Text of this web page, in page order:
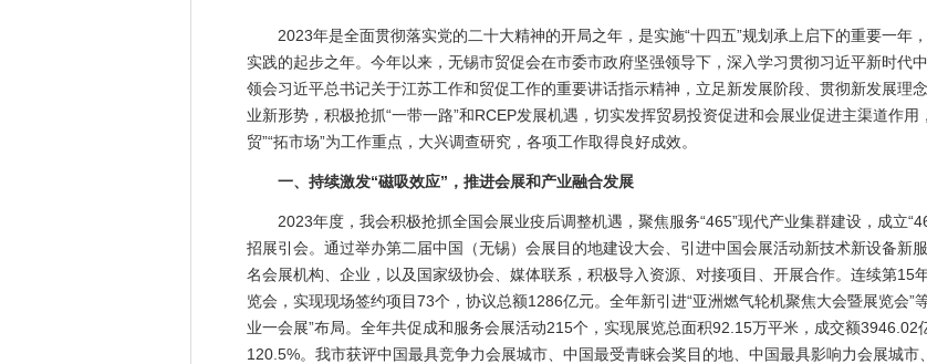
2023年是全面贯彻落实党的二十大精神的开局之年，是实施“十四五”规划承上启下的重要一年
实践的起步之年。今年以来，无锡市贸促会在市委市政府坚强领导下，深入学习贯彻习近平新时代
领会习近平总书记关于江苏工作和贸促工作的重要讲话指示精神，立足新发展阶段、贯彻新发展理
业新形势，积极抢抓“一带一路”和RCEP发展机遇，切实发挥贸易投资促进和会展业促进主渠道作
贸”“拓市场”为工作重点，大兴调查研究，各项工作取得良好成效。
一、持续激发“磁吸效应”，推进会展和产业融合发展
2023年度，我会积极抢抓全国会展业疫后调整机遇，聚焦服务“465”现代产业集群建设，成立
招展引会。通过举办第二届中国（无锡）会展目的地建设大会、引进中国会展活动新技术新设备新
名会展机构、企业，以及国家级协会、媒体联系，积极导入资源、对接项目、开展合作。连续第15
览会，实现现场签约项目73个，协议总额1286亿元。全年新引进“亚洲燃气轮机聚焦大会暨展览会”
业一会展”布局。全年共促成和服务会展活动215个，实现展览总面积92.15万平米，成交额3946.02
120.5%。我市获评中国最具竞争力会展城市、中国最受青睐会奖目的地、中国最具影响力会展城市